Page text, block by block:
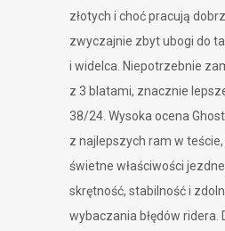
złotych i choć pracują
zwyczajnie zbyt ubogi do
i widelca. Niepotrzebnie
z 3 blatami, znacznie
38/24. Wysoka ocena
z najlepszych ram w
świetne właściwości
skrętność, stabilność i
wybaczania błędów ridera.